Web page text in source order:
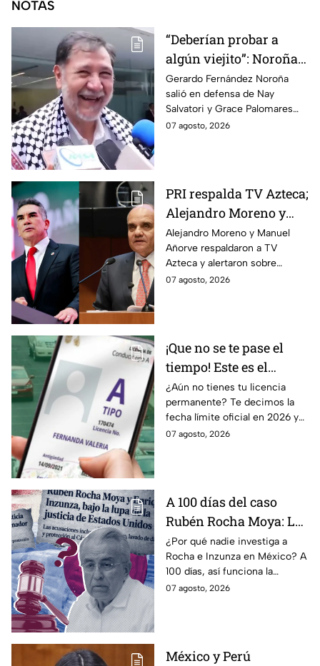
NOTAS
“Deberían probar a
algún viejito”: Noroña
reacciona a polémico
video de Nay Salvatori
y Grace Palomares
Gerardo Fernández Noroña
salió en defensa de Nay
Salvatori y Grace Palomares
tras sus comentarios
07 agosto, 2026
PRI respalda TV Azteca;
Alejandro Moreno y
Manuel Añorve
denuncian riesgos para
la libertad de expresión
Alejandro Moreno y Manuel
Añorve respaldaron a TV
Azteca y alertaron sobre
riesgos para la libertad de
07 agosto, 2026
¡Que no se te pase el
tiempo! Este es el
último día para
tramitar la licencia
permanente en CDMX y
Edomex
¿Aún no tienes tu licencia
permanente? Te decimos la
fecha límite oficial en 2026 y
los requisitos para tramitarla
07 agosto, 2026
A 100 días del caso
Rubén Rocha Moya: La
estrategia de Morena
para blindar al
gobernador de Sinaloa
¿Por qué nadie investiga a
Rocha e Inzunza en México? A
100 días, así funciona la
estrategia de Morena para
07 agosto, 2026
México y Perú